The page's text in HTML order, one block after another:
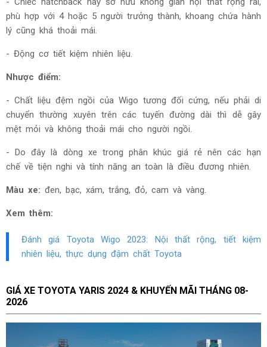
phù hợp với 4 hoặc 5 người trưởng thành, khoang chứa hành
lý cũng khá thoải mái.
- Động cơ tiết kiệm nhiên liệu.
Nhược điểm:
- Chất liệu đệm ngồi của Wigo tương đối cứng, nếu phải di
chuyển thường xuyên trên các tuyến đường dài thì dễ gây
mệt mỏi và không thoải mái cho người ngồi.
- Do đây là dòng xe trong phân khúc giá rẻ nên các hạn
chế về tiện nghi và tính năng an toàn là điều đương nhiên.
Màu xe: đen, bạc, xám, trắng, đỏ, cam và vàng.
Xem thêm:
Đánh giá Toyota Wigo 2023: Nội thất rộng, tiết kiệm
nhiên liệu, thực dụng đậm chất Toyota
GIÁ XE TOYOTA YARIS 2024 & KHUYẾN MÃI THÁNG 08-
2026